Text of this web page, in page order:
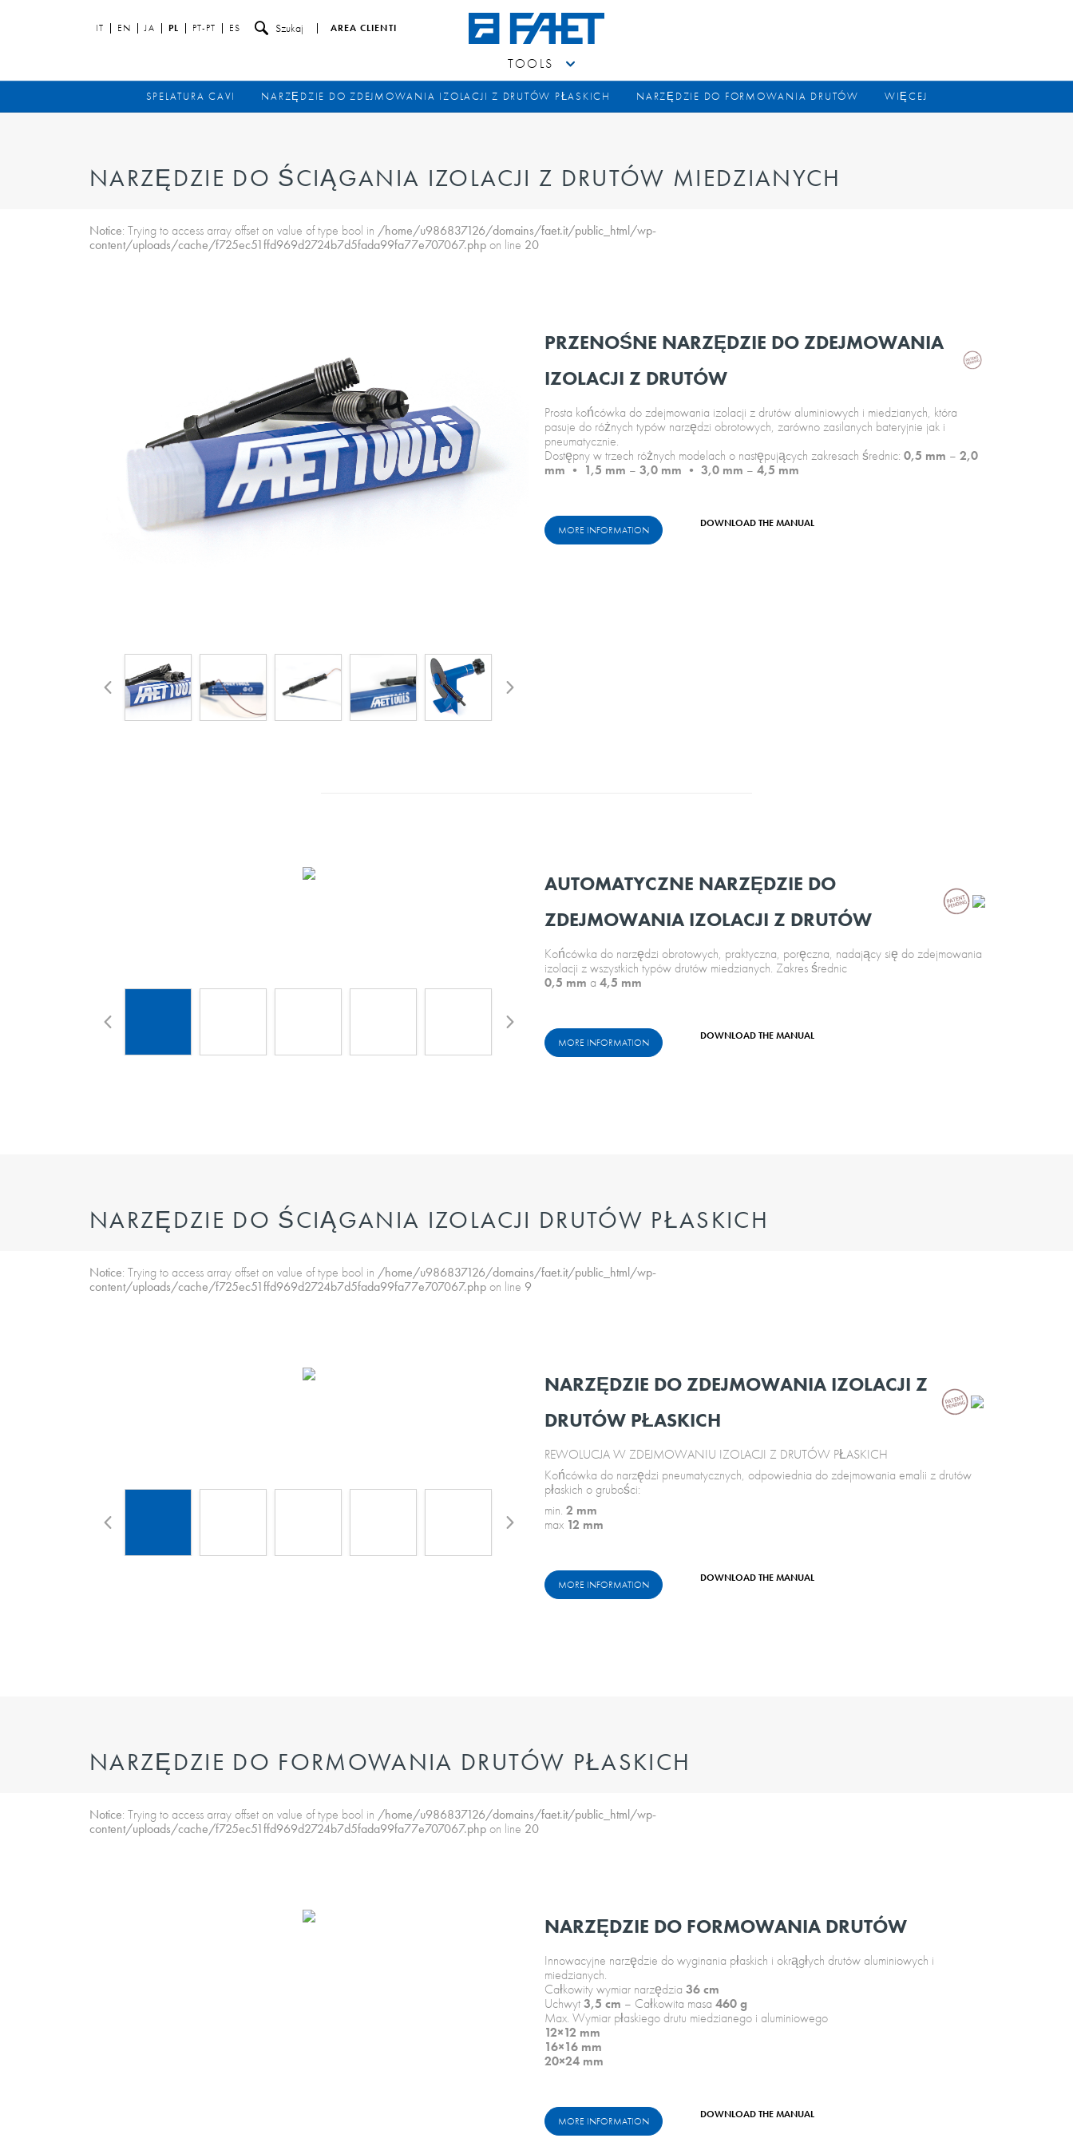
IT EN JA PL PT-PT ES Szukaj AREA CLIENTI
TOOLS
SPELATURA CAVI NARZĘDZIE DO ZDEJMOWANIA IZOLACJI Z DRUTÓW PŁASKICH NARZĘDZIE DO FORMOWANIA DRUTÓW WIĘCEJ
NARZĘDZIE DO ŚCIĄGANIA IZOLACJI Z DRUTÓW MIEDZIANYCH
Notice: Trying to access array offset on value of type bool in /home/u986837126/domains/faet.it/public_html/wp-
content/uploads/cache/f725ec51ffd969d2724b7d5fada99fa77e707067.phpon line 20
PRZENOŚNE NARZĘDZIE DO ZDEJMOWANIA
IZOLACJI Z DRUTÓW
Prosta końcówka do zdejmowania izolacji z drutów aluminiowych i miedzianych, która
pasuje do różnych typów narzędzi obrotowych, zarówno zasilanych bateryjnie jak i
pneumatycznie.
Dostępny w trzech różnych modelach o następujących zakresach średnic: 0,5 mm – 2,0
mm • 1,5 mm – 3,0 mm • 3,0 mm – 4,5 mm
MORE INFORMATION
DOWNLOAD THE MANUAL
AUTOMATYCZNE NARZĘDZIE DO
ZDEJMOWANIA IZOLACJI Z DRUTÓW
Końcówka do narzędzi obrotowych, praktyczna, poręczna, nadający się do zdejmowania
izolacji z wszystkich typów drutów miedzianych. Zakres średnic
0,5 mm a 4,5 mm
MORE INFORMATION
DOWNLOAD THE MANUAL
NARZĘDZIE DO ŚCIĄGANIA IZOLACJI DRUTÓW PŁASKICH
Notice: Trying to access array offset on value of type bool in /home/u986837126/domains/faet.it/public_html/wp-
content/uploads/cache/f725ec51ffd969d2724b7d5fada99fa77e707067.phpon line 9
NARZĘDZIE DO ZDEJMOWANIA IZOLACJI Z
DRUTÓW PŁASKICH
REWOLUCJA W ZDEJMOWANIU IZOLACJI Z DRUTÓW PŁASKICH
Końcówka do narzędzi pneumatycznych, odpowiednia do zdejmowania emalii z drutów
płaskich o grubości:
min. 2 mm
max 12 mm
MORE INFORMATION
DOWNLOAD THE MANUAL
NARZĘDZIE DO FORMOWANIA DRUTÓW PŁASKICH
Notice: Trying to access array offset on value of type bool in /home/u986837126/domains/faet.it/public_html/wp-
content/uploads/cache/f725ec51ffd969d2724b7d5fada99fa77e707067.phpon line 20
NARZĘDZIE DO FORMOWANIA DRUTÓW
Innowacyjne narzędzie do wyginania płaskich i okrągłych drutów aluminiowych i
miedzianych.
Całkowity wymiar narzędzia 36 cm
Uchwyt3,5 cm – Całkowita masa 460 g
Max. Wymiar płaskiego drutu miedzianego i aluminiowego
12×12 mm
16×16 mm
20×24 mm
MORE INFORMATION
DOWNLOAD THE MANUAL